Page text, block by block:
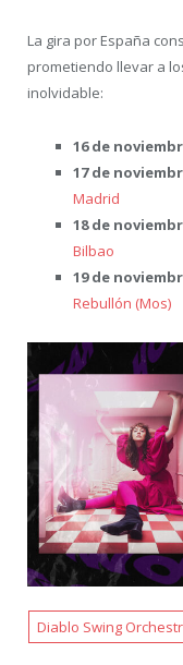
La gira por España
prometiendo llevar a
inolvidable:
16 de
17 de
Madrid
18 de
Bilbao
19 de
Rebullón (Mos)
Diablo Swing